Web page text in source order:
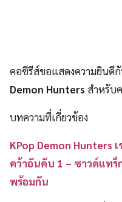
คอซีรีส์ขอแสดงความยินดี
Demon Hunters สำหรับ
บทความที่เกี่ยวข้อง
KPop Demon Hunters เ
คว้าอันดับ 1 – ซาวด์แทร็
พร้อมกัน